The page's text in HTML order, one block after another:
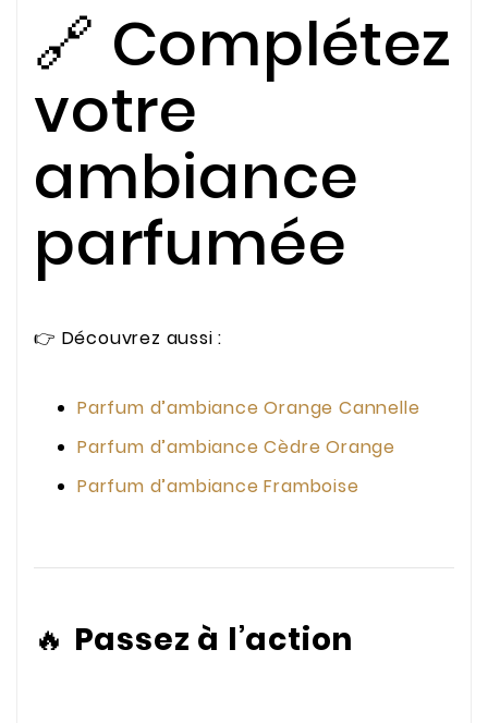
🔗 Complétez
votre
ambiance
parfumée
👉 Découvrez aussi :
Parfum d’ambiance Orange Cannelle
Parfum d’ambiance Cèdre Orange
Parfum d’ambiance Framboise
🔥 Passez à l’action